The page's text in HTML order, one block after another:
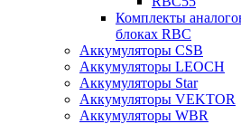
Комплекты
блоках RBC
Аккумуляторы CSB
Аккумуляторы LEOCH
Аккумуляторы Star
Аккумуляторы VEKTOR
Аккумуляторы WBR